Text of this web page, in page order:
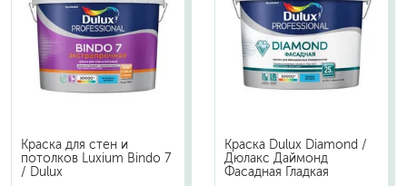
Краска для стен и
потолков Luxium Bindo 7
/ Dulux
Краска Dulux Diamond /
Дюлакс Даймонд
Фасадная Гладкая